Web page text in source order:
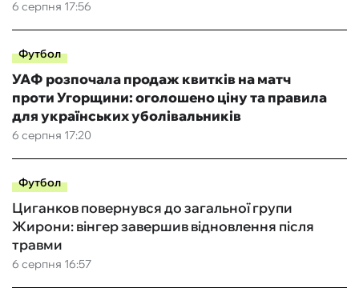
6 серпня 17:56
Футбол
6 серпня 17:20
УАФ розпочала продаж квитків на матч
проти Угорщини: оголошено ціну та правила
для українських уболівальників
Футбол
6 серпня 16:57
Циганков повернувся до загальної групи
Жирони: вінгер завершив відновлення після
травми